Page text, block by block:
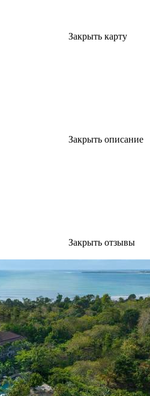
Закрыть карту
Закрыть описание
Закрыть отзывы